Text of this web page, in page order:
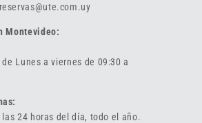
Montevideo:
Lunes a viernes de 09:30 a
24 horas del día, todo el año.